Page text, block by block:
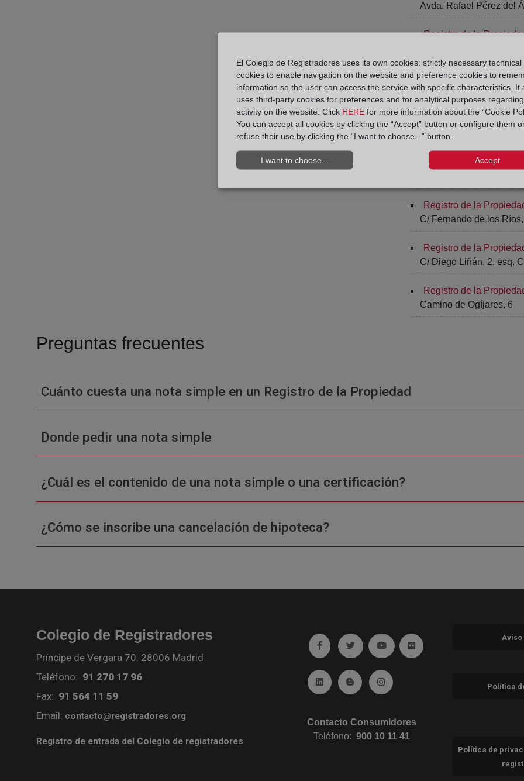
Avda. Rafael Pérez del
Registro de la
Registro de la
C/ Río Mundo, Edif.
Registro de la
C/ Río Mundo, Edif.
Registro de la
Miguel de Cervantes, 2
Registro de la
C/ Fernando de los
Registro de la
C/ Diego Liñán, 2, esq.
Registro de la
Camino de Ogíjares, 6
Preguntas frecuentes
Cuánto cuesta una nota simple en un Registro de la Propiedad
Donde pedir una nota simple
¿Cuál es el contenido de una nota simple o una certificación?
¿Cómo se inscribe una cancelación de hipoteca?
Colegio de Registradores
Príncipe de Vergara 70. 28006 Madrid
Teléfono: 91 270 17 96
Fax: 91 564 11 59
Email: contacto@registradores.org
Registro de entrada del Colegio de registradores
Ir a facebook (abre en ventana nueva)
Ir a twitter (abre en ventana nueva)
Ir a YouTube (abre en ventana nueva)
Ir a Flickr (abre en ventana
Ir a Linkedin (abre en ventana nueva)
Ir al Blog (abre en ventana nueva)
Ir a Instagram (abre en ventana
Contacto Consumidores
Teléfono:900 10 11 41
Aviso
Política
Política de
El Colegio de Registradores uses its own cookies: strictly necessary technical
cookies to enable navigation on the website and preference cookies to
information so the user can access the service with specific characteristics. It
uses third-party cookies for preferences and for analytical purposes
activity on the website. Click HERE for more information about the “Cookie
You can accept all cookies by clicking the “Accept” button or configure them
refuse their use by clicking the “I want to choose...” button.
I want to choose... Accept